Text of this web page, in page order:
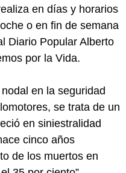
en días y horarios
o en fin de semana
Diario Popular Alberto
por la Vida.
en la seguridad
se trata de un
en siniestralidad
cinco años
de los muertos en